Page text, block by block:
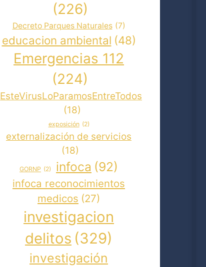
(226)
Decreto Parques Naturales (7)
educacion ambiental (48)
Emergencias 112
(224)
EsteVirusLoParamosEntreTodos
(18)
exposición (2)
externalización de servicios
(18)
GORNP (2) infoca (92)
infoca reconocimientos
medicos (27)
investigacion
delitos (329)
investigación